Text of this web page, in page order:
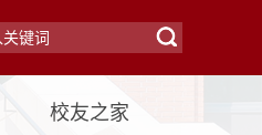
校友之家